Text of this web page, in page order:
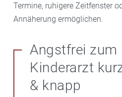
Termine, ruhigere Zeitfenster
Annäherung ermöglichen.
Angstfrei zum
Kinderarzt
& knapp